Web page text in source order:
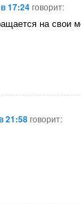
17:24говорит:
на свои
21:58говорит: